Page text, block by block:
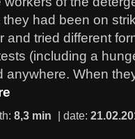
they had been on
and tried different
(including a
anywhere. When
8,3 min | date: